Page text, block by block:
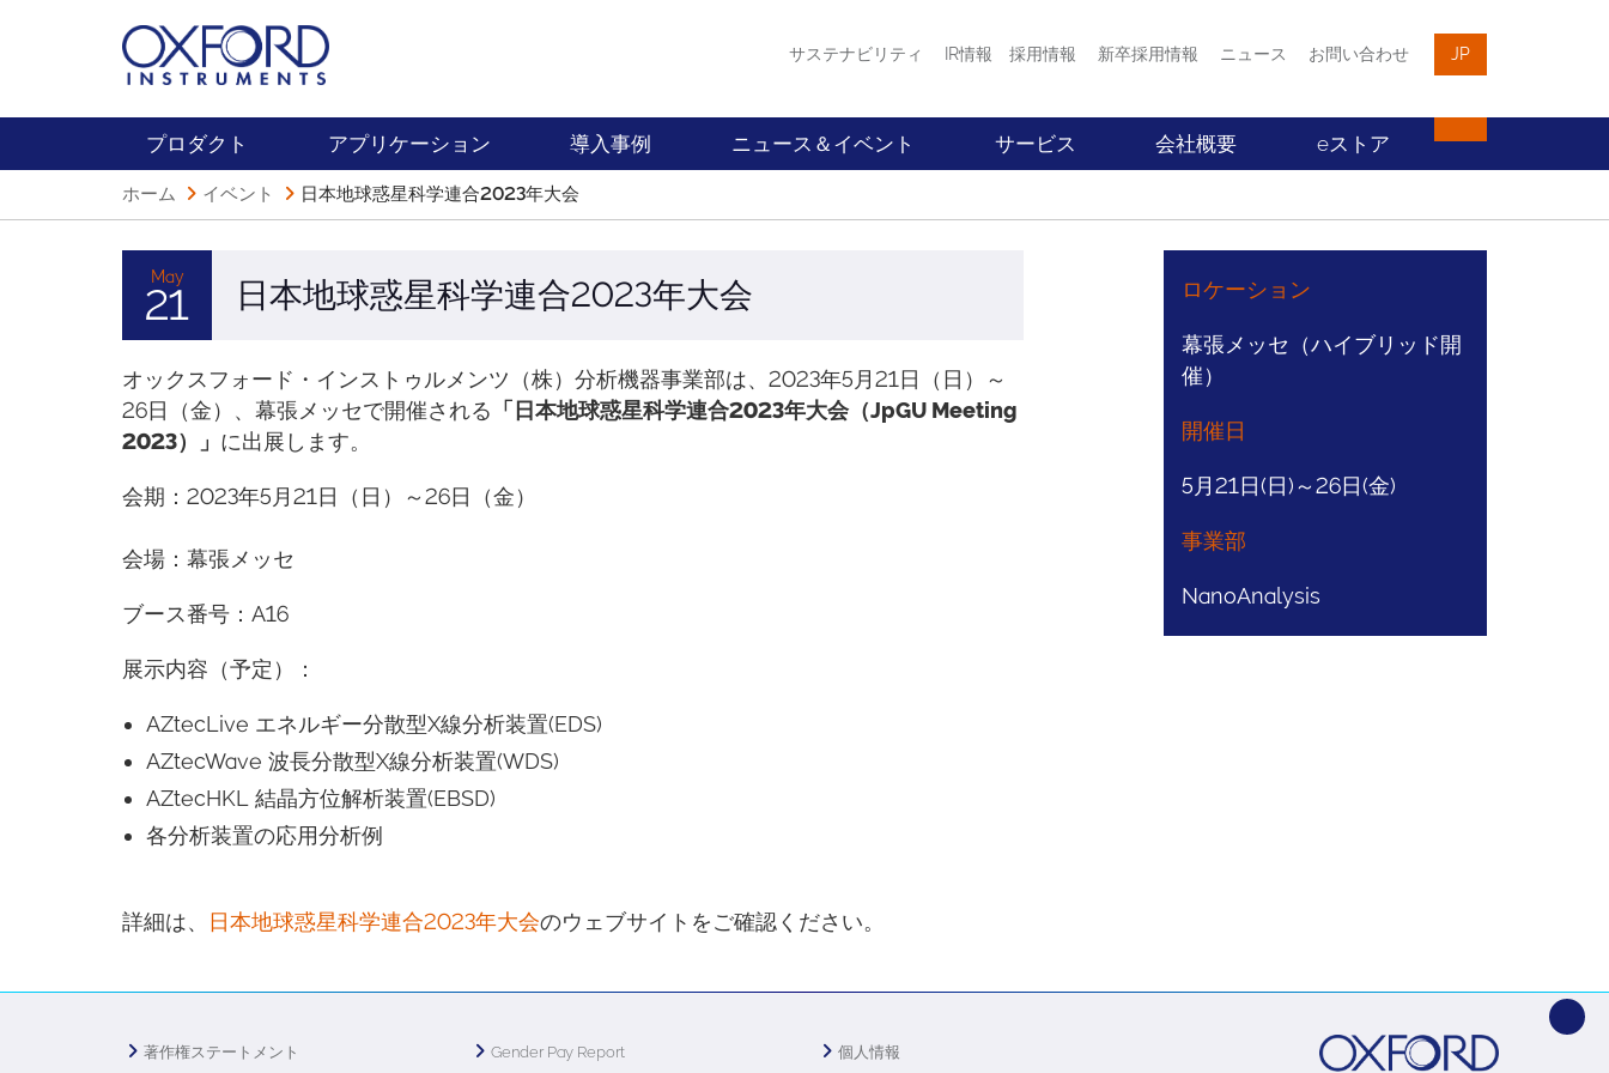
サステナビリティ IR情報 採用情報 新卒採用情報 ニュース お問い合わせ JP
プロダクト アプリケーション 導入事例 ニュース＆イベント サービス 会社概要 eストア
ホーム イベント 日本地球惑星科学連合2023年大会
May
21 日本地球惑星科学連合2023年大会
オックスフォード・インストゥルメンツ（株）分析機器事業部は、2023年5月21日（日）～
26日（金）、幕張メッセで開催される 「日本地球惑星科学連合2023年大会（JpGU Meeting
2023）」 に出展します。
会期：2023年5月21日（日）～26日（金）
会場：幕張メッセ
ブース番号：A16
展示内容（予定）：
AZtecLive エネルギー分散型X線分析装置(EDS)
AZtecWave 波長分散型X線分析装置(WDS)
AZtecHKL 結晶方位解析装置(EBSD)
各分析装置の応用分析例
詳細は、 日本地球惑星科学連合2023年大会のウェブサイトをご確認ください。
ロケーション
幕張メッセ（ハイブリッド開
催）
開催日
5月21日(日)～26日(金)
事業部
NanoAnalysis
著作権ステートメント Gender Pay Report 個人情報